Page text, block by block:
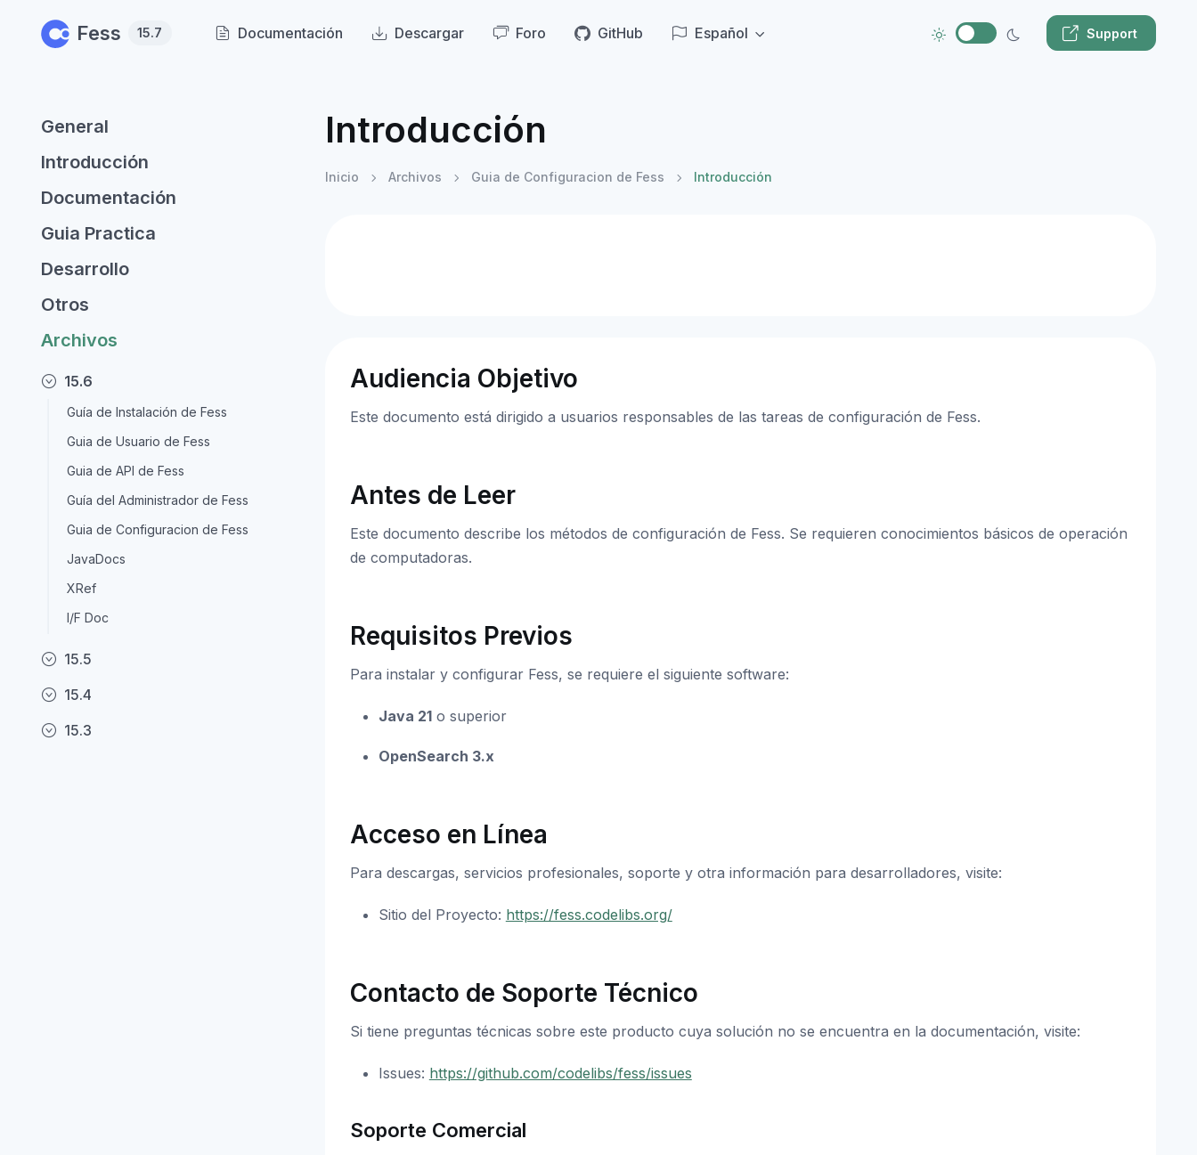
Fess 15.7 Documentación Descargar Foro GitHub Español Support
General
Introducción
Documentación
Guia Practica
Desarrollo
Otros
Archivos
15.6
Guía de Instalación de Fess
Guia de Usuario de Fess
Guia de API de Fess
Guía del Administrador de Fess
Guia de Configuracion de Fess
JavaDocs
XRef
I/F Doc
15.5
15.4
15.3
Introducción
Inicio Archivos Guia de Configuracion de Fess Introducción
Audiencia Objetivo
Este documento está dirigido a usuarios responsables de las tareas de configuración de Fess.
Antes de Leer
Este documento describe los métodos de configuración de Fess. Se requieren conocimientos básicos de operación
de computadoras.
Requisitos Previos
Para instalar y configurar Fess, se requiere el siguiente software:
Java 21o superior
OpenSearch 3.x
Acceso en Línea
Para descargas, servicios profesionales, soporte y otra información para desarrolladores, visite:
Sitio del Proyecto: https://fess.codelibs.org/
Contacto de Soporte Técnico
Si tiene preguntas técnicas sobre este producto cuya solución no se encuentra en la documentación, visite:
Issues: https://github.com/codelibs/fess/issues
Soporte Comercial